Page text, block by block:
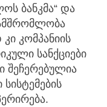
ბანკმა“ და
კომპანიის
სანქციები
შეჩერებულია